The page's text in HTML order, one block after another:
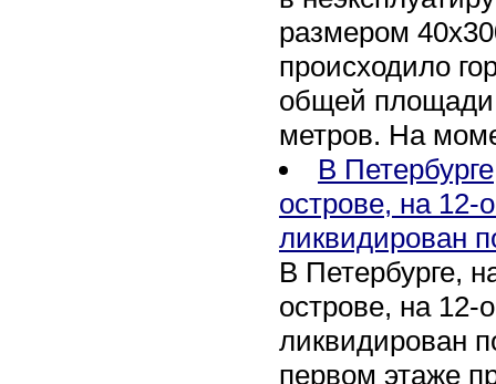
размером
происходило
общей площади
метров. На
В
острове, на 12-
ликвидирован
В Петербурге,
острове, на 12-
ликвидирован
первом этаже